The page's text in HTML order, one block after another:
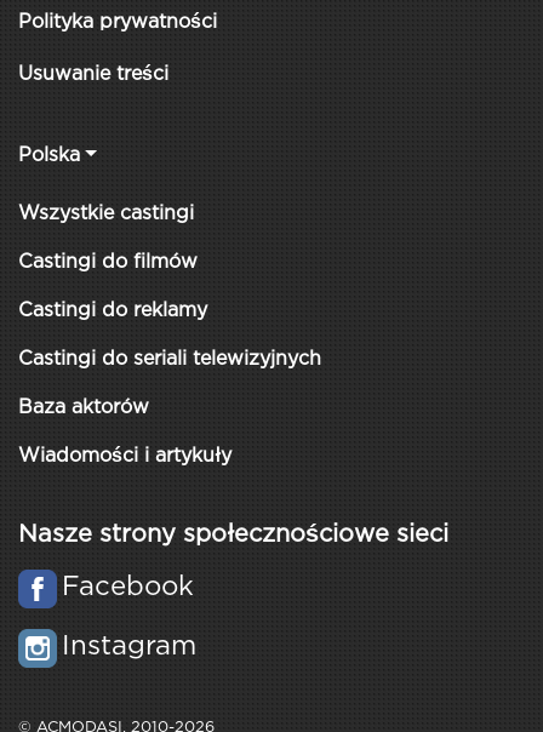
Polityka prywatności
Usuwanie treści
Polska
Wszystkie castingi
Castingi do filmów
Castingi do reklamy
Castingi do seriali telewizyjnych
Baza aktorów
Wiadomości i artykuły
Nasze strony społecznościowe sieci
Facebook
Instagram
© ACMODASI, 2010-2026